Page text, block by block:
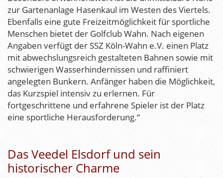
zur Gartenanlage Hasenkaul im Westen des Viertels.
Ebenfalls eine gute Freizeitmöglichkeit für sportliche
Menschen bietet der Golfclub Wahn. Nach eigenen
Angaben verfügt der SSZ Köln-Wahn e.V. einen Platz
mit abwechslungsreich gestalteten Bahnen sowie mit
schwierigen Wasserhindernissen und raffiniert
angelegten Bunkern. Anfänger haben die Möglichkeit,
das Kurzspiel intensiv zu erlernen. Für
fortgeschrittene und erfahrene Spieler ist der Platz
eine sportliche Herausforderung.“
Das Veedel Elsdorf und sein
historischer Charme